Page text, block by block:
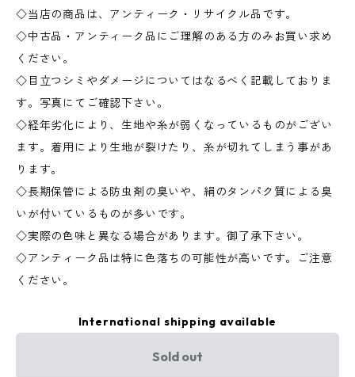
◇当店の商品は、アンティーク・リサイクル品です。
◇中古品・アンティーク品にご理解のある方のみお買い求め
ください。
◇目立つシミやダメージについてはなるべく記載しておりま
す。写真にてご確認下さい。
◇経年劣化により、生地や糸が弱くなっているものがござい
ます。着用により生地が裂けたり、糸が切れてしまう事があ
ります。
◇長期保管による防虫剤の臭いや、絹のタンパク質による臭
いが付いているものが多いです。
◇実際の色味と異なる場合があります。御了承下さい。
◇アンティーク品は特に色落ちの可能性が高いです。ご注意
ください。
International shipping available
Sold out